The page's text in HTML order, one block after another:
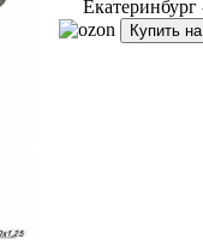
Екатеринбург
Купить